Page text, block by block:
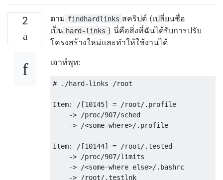
2 ตาม findhardlinks สคริปต์ (เปลี่ยนชื่อ
เป็น hard-links ) นี่คือสิ่งที่ฉันได้รับการปรับ
โครงสร้างใหม่และทำให้ใช้งานได้
เอาท์พุท:
# ./hard-links /root
Item: /[10145] = /root/.profile
    -> /proc/907/sched
    -> /<some-where>/.profile
Item: /[10144] = /root/.tested
    -> /proc/907/limits
    -> /<some-where else>/.bashrc
    -> /root/.testlnk